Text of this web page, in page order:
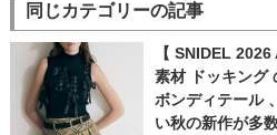
同じカテゴリーの記事
【 SNIDEL
素材 ドッキング
ボンディテール
い秋の新作が多